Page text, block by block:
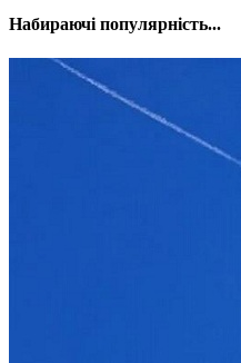
Набираючі популярність...